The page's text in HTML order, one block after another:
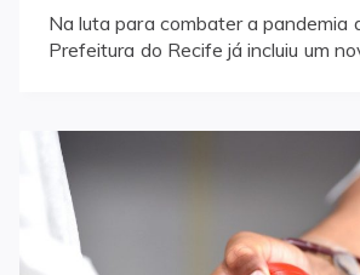
Na luta para combater a pandemia
Prefeitura do Recife já incluiu um